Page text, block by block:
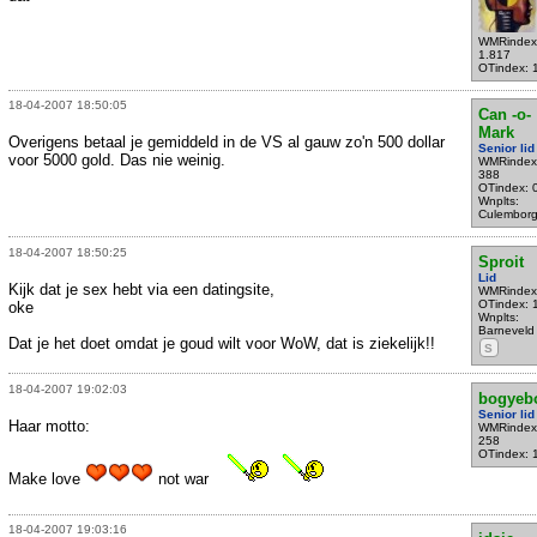
1.817
OTindex:
18-04-2007 18:50:05
Can -o-
Mark
Senior lid
388
OTindex:
Wnplts:
Culemborg
Overigens betaal je gemiddeld in de VS al gauw zo'n 500 dollar
voor 5000 gold. Das nie weinig.
18-04-2007 18:50:25
Sproit
Lid
OTindex:
Wnplts:
Barneveld
S
Kijk dat je sex hebt via een datingsite,
oke
Dat je het doet omdat je goud wilt voor WoW, dat is ziekelijk!!
18-04-2007 19:02:03
Senior lid
258
OTindex:
Haar motto:
Make love not war
18-04-2007 19:03:16